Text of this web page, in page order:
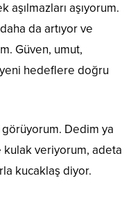
aşıyorum.
da artıyor ve
Güven, umut,
hedeflere doğru
Dedim ya
kulak veriyorum, adeta
kucaklaş diyor.